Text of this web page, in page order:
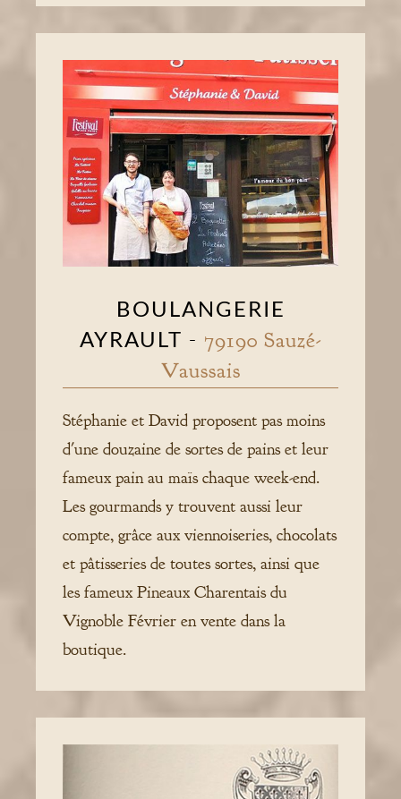
BOULANGERIE
AYRAULT - 79190 Sauzé-
Vaussais
Stéphanie et David proposent pas moins
d'une douzaine de sortes de pains et leur
fameux pain au maïs chaque week-end.
Les gourmands y trouvent aussi leur
compte, grâce aux viennoiseries, chocolats
et pâtisseries de toutes sortes, ainsi que
les fameux Pineaux Charentais du
Vignoble Février en vente dans la
boutique.